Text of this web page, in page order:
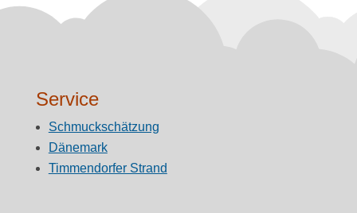
Service
Schmuckschätzung
Dänemark
Timmendorfer Strand